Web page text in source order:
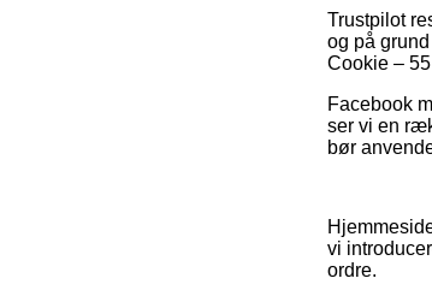
Trustpilot
og på
Cookie –
Facebook
ser vi en
bør
vi
ordre.